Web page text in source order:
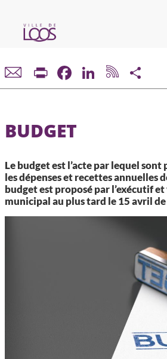
contenu
principal
Main
navigation
VIE MUNICIPALE
CADRE DE VIE ET URBANISME
ECONOMIE ET EMPLOI
ENFANCE, JEUNESSE,
CCAS, SOLIDARITÉ ET SANTÉ
Print FacebookLinkedIn
BUDGET
Le budget est l’acte par lequel
les dépenses et recettes annuelles
budget est proposé par l’exécutif
municipal au plus tard le 15 avril